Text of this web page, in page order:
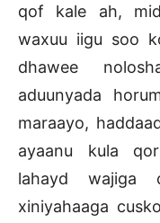
qof kale ah,
waxuu iigu soo
dhawee
aduunyada
maraayo,
ayaanu kula
lahayd wajiga
xiniyahaaga